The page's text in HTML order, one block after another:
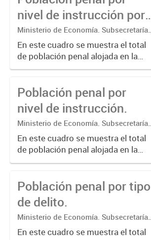
nivel de instrucción por
género.
Ministerio de Economía. Subsecretaría
de Coordinación Económica y
Estadística. Dirección Provincial de
Estadística.
En este cuadro se muestra el total
de población penal alojada en la
provincia de Buenos Aires por nivel
Población penal por
nivel de instrucción.
Ministerio de Economía. Subsecretaría
de Coordinación Económica y
Estadística. Dirección Provincial de
Estadística.
En este cuadro se muestra el total
de población penal alojada en la
provincia de Buenos Aires por nivel
Población penal por tipo
de delito.
Ministerio de Economía. Subsecretaría
de Coordinación Económica y
Estadística. Dirección Provincial de
En este cuadro se muestra el total